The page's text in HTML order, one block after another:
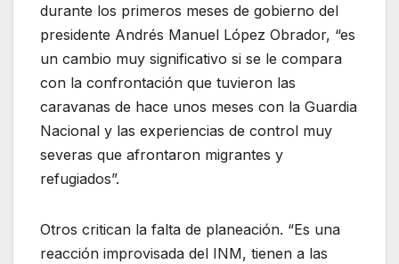
durante los primeros meses de gobierno del
presidente Andrés Manuel López Obrador, “es
un cambio muy significativo si se le compara
con la confrontación que tuvieron las
caravanas de hace unos meses con la Guardia
Nacional y las experiencias de control muy
severas que afrontaron migrantes y
refugiados”.
Otros critican la falta de planeación. “Es una
reacción improvisada del INM, tienen a las